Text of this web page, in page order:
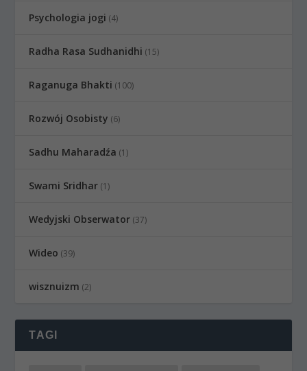
Psychologia jogi (4)
Radha Rasa Sudhanidhi (15)
Raganuga Bhakti (100)
Rozwój Osobisty (6)
Sadhu Maharadźa (1)
Swami Sridhar (1)
Wedyjski Obserwator (37)
Wideo (39)
wisznuizm (2)
TAGI